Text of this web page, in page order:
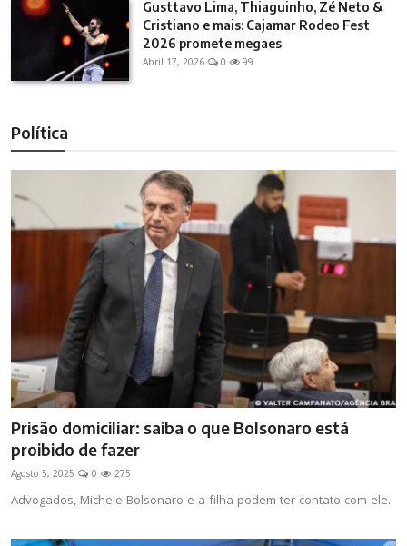
Gusttavo Lima, Thiaguinho, Zé Neto &
Cristiano e mais: Cajamar Rodeo Fest
2026 promete megaes
Abril 17, 2026 0 99
Política
Prisão domiciliar: saiba o que Bolsonaro está
proibido de fazer
Agosto 5, 2025 0 275
Advogados, Michele Bolsonaro e a filha podem ter contato com ele.